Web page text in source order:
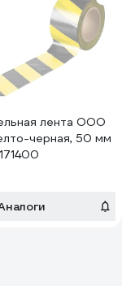
лента ООО
черная, 50 мм